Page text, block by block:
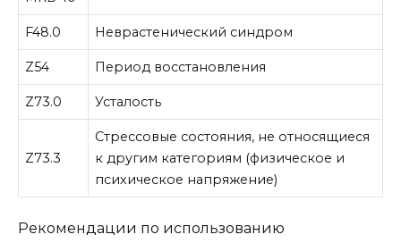
F48.0 Неврастенический синдром
Z54 Период восстановления
Z73.0 Усталость
Z73.3
Стрессовые состояния, не относящиеся
к другим категориям (физическое и
психическое напряжение)
Рекомендации по использованию